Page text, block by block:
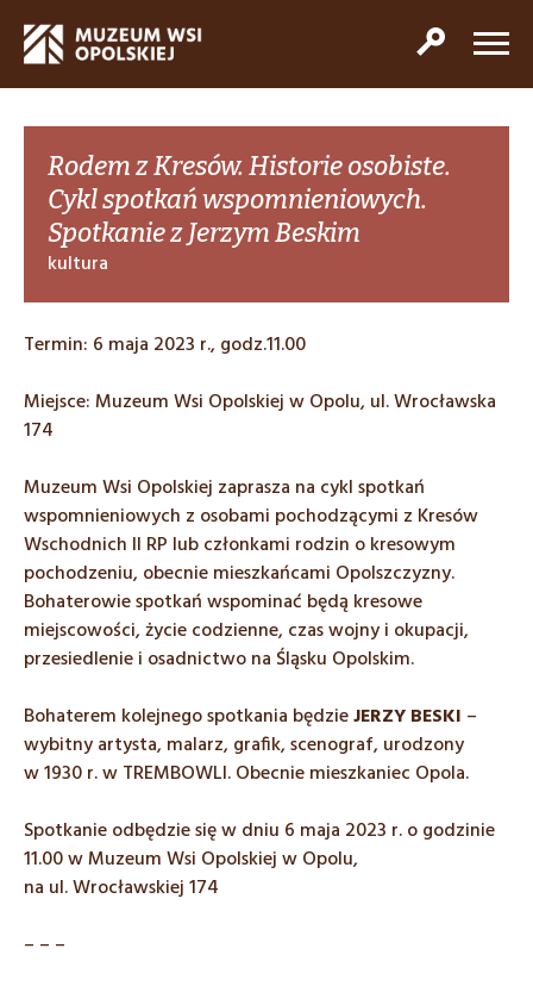
Rodem z Kresów. Historie osobiste.
Cykl spotkań wspomnieniowych.
Spotkanie z Jerzym Beskim
kultura
Termin: 6 maja 2023 r., godz.11.00
Miejsce: Muzeum Wsi Opolskiej w Opolu, ul. Wrocławska
174
Muzeum Wsi Opolskiej zaprasza na cykl spotkań
wspomnieniowych z osobami pochodzącymi z Kresów
Wschodnich II RP lub członkami rodzin o kresowym
pochodzeniu, obecnie mieszkańcami Opolszczyzny.
Bohaterowie spotkań wspominać będą kresowe
miejscowości, życie codzienne, czas wojny i okupacji,
przesiedlenie i osadnictwo na Śląsku Opolskim.
Bohaterem kolejnego spotkania będzieJERZY BESKI –
wybitny artysta, malarz, grafik, scenograf, urodzony
w 1930 r. w TREMBOWLI. Obecnie mieszkaniec Opola.
Spotkanie odbędzie się w dniu 6 maja 2023 r. o godzinie
11.00 w Muzeum Wsi Opolskiej w Opolu,
na ul. Wrocławskiej 174
– – –